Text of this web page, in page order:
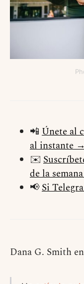
📲 Únete al
al instante
✉️
de la
📢Si
Dana G. Smith